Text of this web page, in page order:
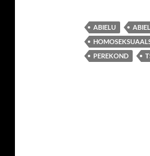
ABIELU
PEREKOND